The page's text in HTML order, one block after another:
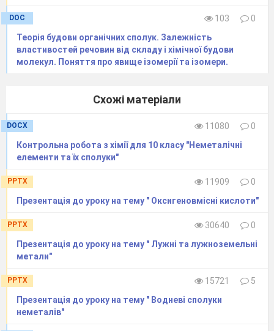
DOC 103
0
Теорія будови органічних сполук. Залежність
властивостей речовин від складу і хімічної будови
молекул. Поняття про явище ізомерії та ізомери.
Схожі матеріали
DOCX 11080
0
​Контрольна робота з хімії для 10 класу "Неметалічні
елементи та їх сполуки"
PPTX 11909
0
Презентація до уроку на тему " Оксигеновмісні кислоти"
PPTX 30640
0
Презентація до уроку на тему " Лужні та лужноземельні
метали"
PPTX 15721
5
Презентація до уроку на тему " Водневі сполуки
неметалів"